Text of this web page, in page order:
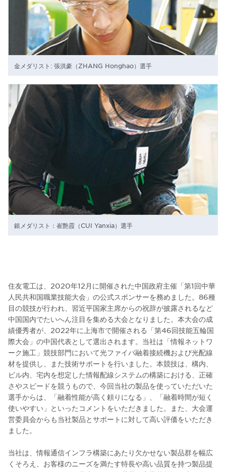
金メダリスト: 張洪豪（ZHANG Honghao）選手
銀メダリスト：崔艶霞（CUI Yanxia）選手
住友電工は、2020年12月に開催された中国政府主催「第1回中華
人民共和国職業技能大会」の公式スポンサーを務めました。86種
目の競技が行われ、習近平国家主席からの祝辞が披露されるなど
中国国内でたいへん注目を集める大会となりました。本大会の成
績優秀者が、2022年に上海市で開催される「第46回技能五輪国
際大会」の中国代表として選出されます。当社は「情報ネットワ
ーク施工」競技部門において光ファイバ融着接続機および光配線
材を提供し、また技術サポートを行いました。本競技は、構内、
ビル内、宅内を想定した情報配線システムの構築における、正確
さやスピードを競うもので、今回当社の製品を使っていただいた
選手からは、「融着性能が高く頼りになる」、「融着時間が短く
使いやすい」といったコメントをいただきました。また、大会運
営委員会からも当社製品とサポートに対して高い評価をいただき
ました。
当社は、情報通信インフラ構築にあたり欠かせない製品群を幅広
くそろえ、お客様のニーズを満たす特長や高い品質を持つ製品提